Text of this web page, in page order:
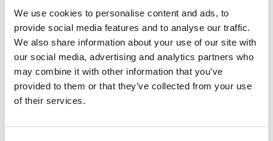
We use cookies to personalise content and ads, to
provide social media features and to analyse our traffic.
We also share information about your use of our site with
our social media, advertising and analytics partners who
may combine it with other information that you’ve
provided to them or that they’ve collected from your use
of their services.
Poczekalnia
Samochody dostawcze
Wi-Fi
Płyn do spryskiwaczy